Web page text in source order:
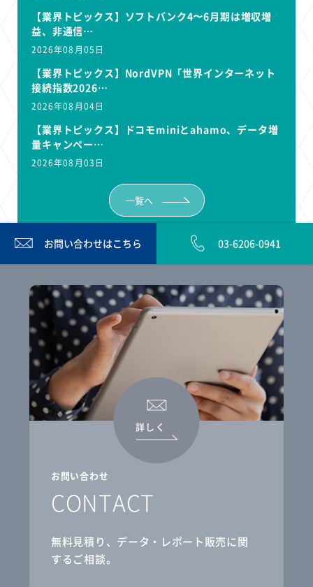
【業界トピックス】ソフトバンク4〜6月期は増収増
益、非通信…
2026年08月05日
【業界トピックス】NordVPN「世界インターネット
接続指数2026…
2026年08月04日
【業界トピックス】ドコモminiとahamo、データ増
量キャンペー…
2026年08月03日
一覧へ
お問い合わせはこちら 03-6206-0941
お問い合わせ
CONTACT
無料見積り、データ・レポート販売に関
するご相談。
詳しく